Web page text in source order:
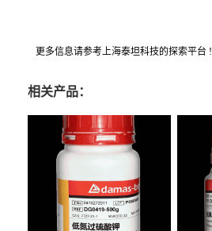
更多信息请参考上海泰坦科技的探索平台 !
相关产品：